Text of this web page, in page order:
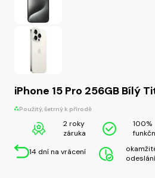
iPhone 15 Pro 256GB Bílý
Použitý, šetrný k přírodě
2 roky
záruka
100%
14 dní na vrácení
odeslání